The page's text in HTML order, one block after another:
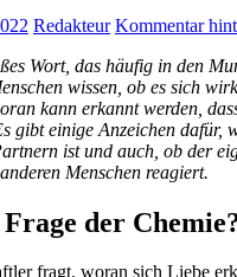
Redakteur Kommentar
Wort, das häufig in den
wissen, ob es sich
kann erkannt werden,
gibt einige Anzeichen dafür,
ist und auch, ob der
Menschen reagiert.
der
fragt, woran sich Liebe